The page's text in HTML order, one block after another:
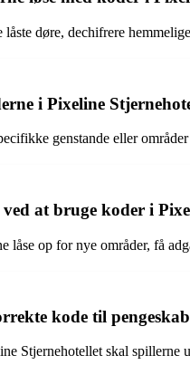
låste døre, dechifrere
i Pixeline
genstande eller
at bruge koder i
låse op for nye områder, få
kode til
Stjernehotellet skal spillerne